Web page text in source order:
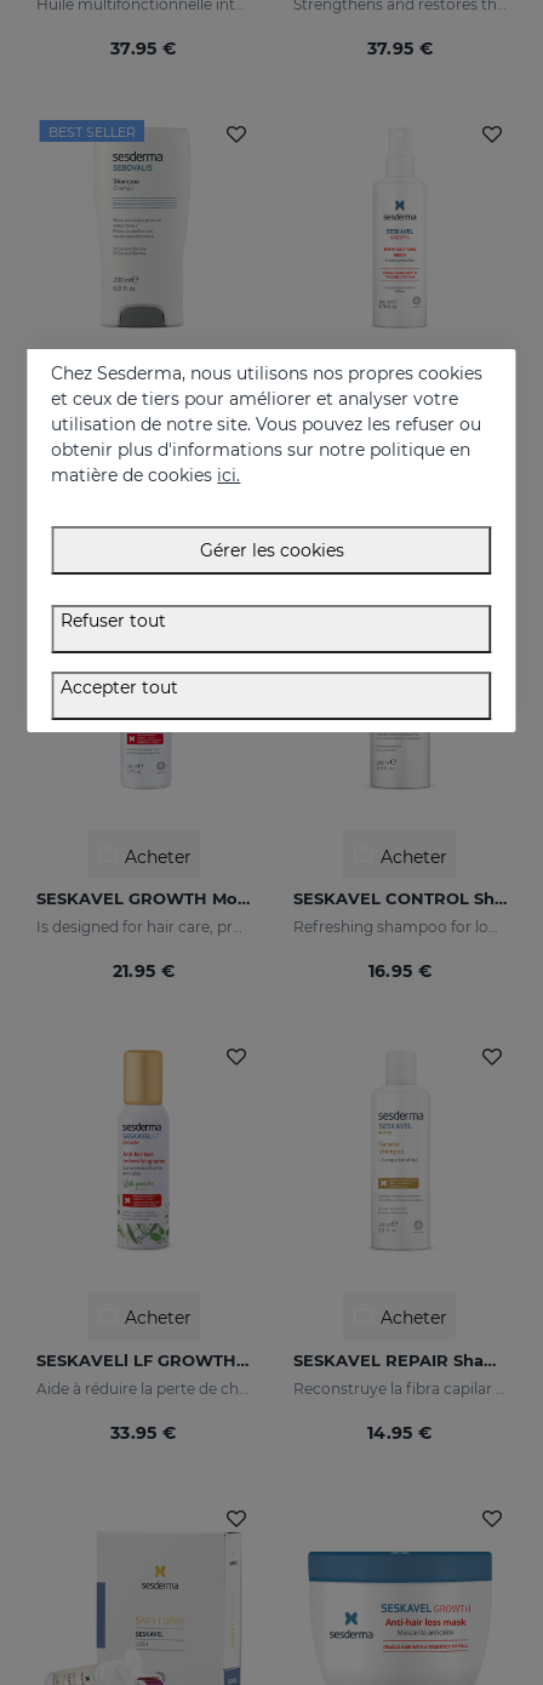
Huile multifonctionnelle intensive
37.95 €
Strengthens and restores the damaged structure of the most fragile and brittle hair while it activates its growth
37.95 €
BEST SELLER
Acheter
Pellicules, séborrhée et desquamations du cuir chevelu
Acheter
Acheter
SESKAVEL GROWTH Mousse À La Mûre
Is designed for hair care, prevent and stop hair loss and stimulate growth.
21.95 €
Acheter
SESKAVEL CONTROL Shampooing Antipelliculaire - Sec
Refreshing shampoo for loose, dandruff-free hair
16.95 €
Acheter
SESKAVELl LF GROWTH Spray Redensifiant Anti-Chute
33.95 €
Acheter
SESKAVEL REPAIR Shampooing Kératine
14.95 €
Chez Sesderma, nous utilisons nos propres cookies
et ceux de tiers pour améliorer et analyser votre
utilisation de notre site. Vous pouvez les refuser ou
obtenir plus d'informations sur notre politique en
matière de cookies ici.
Gérer les cookies
Refuser tout
Accepter tout